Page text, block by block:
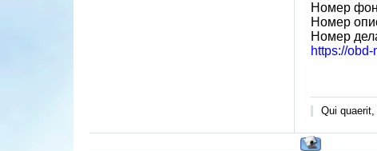
Номер
Номер
Номер
https://
Qui quaerit,